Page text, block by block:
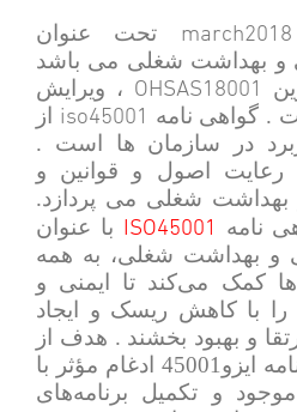
march2018 تحت عنوان
و بهداشت شغلی می باشد
OHSAS18001 ، ویرایش
. گواهی نامه iso45001 از
در سازمان ها است .
رعایت اصول و قوانین و
بهداشت شغلی می پردازد.
نامه
ISO45001 با عنوان
و بهداشت شغلی، به همه
کمک می‌کند تا ایمنی و
را با کاهش ریسک و ایجاد
و بهبود بخشند . هدف از
طراحی و اخذ گواهی نامه ایزو45001 ادغام مؤثر با
و تکمیل برنامه‌های